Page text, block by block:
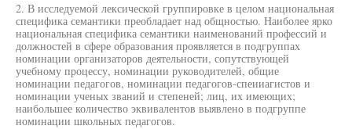
2. В исследуемой лексической группировке в целом национальная
специфика семантики преобладает над общностью. Наиболее ярко
национальная специфика семантики наименований профессий и
должностей в сфере образования проявляется в подгруппах
номинации организаторов деятельности, сопутствующей
учебному процессу, номинации руководителей, общие
номинации педагогов, номинации педагогов-спеииагистов и
номинации ученых званий и степеней; лиц, их имеющих;
наибольшее количество эквивалентов выявлено в подгруппе
номинации школьных педагогов.